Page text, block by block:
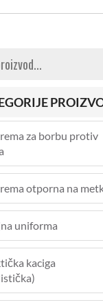
za borbu protiv
otporna na
uniforma
kaciga